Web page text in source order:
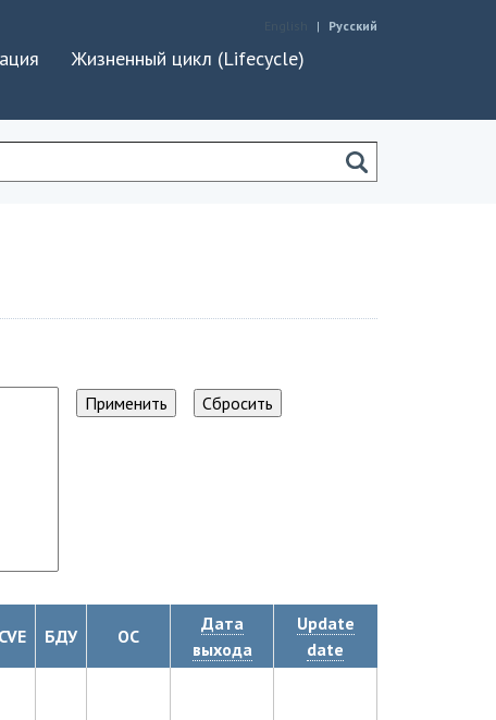
Русский
Жизненный цикл (Lifecycle)
CVE БДУ ОС
Дата
выхода
Update
date